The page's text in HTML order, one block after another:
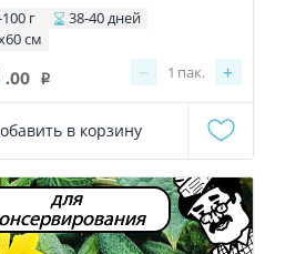
г
38-40 дней
см
.00 i − +
1 пак.
в корзину
для